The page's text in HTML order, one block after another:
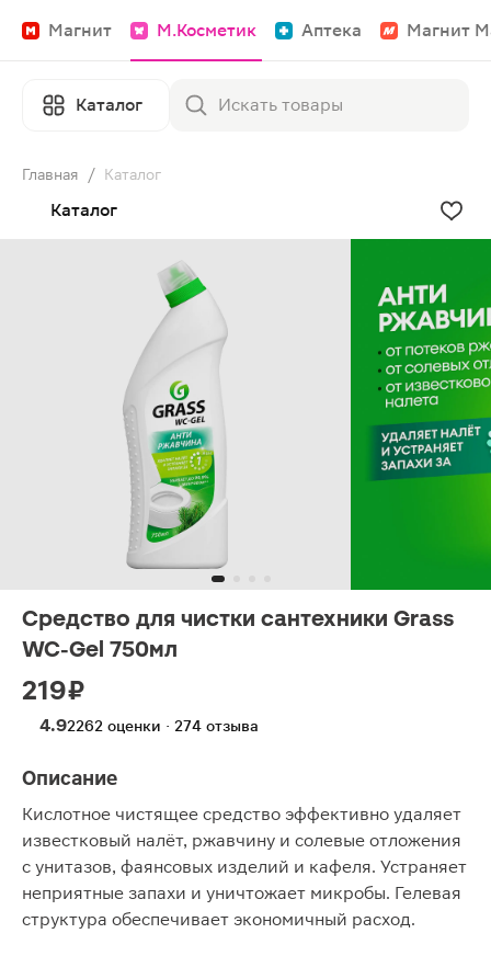
Магнит М.Косметик Аптека Магнит
Каталог
Главная / Каталог
Каталог
Средство для чистки сантехники Grass
WC-Gel 750мл
219 ₽
4.92262 оценки · 274 отзыва
Описание
Кислотное чистящее средство эффективно удаляет
известковый налёт, ржавчину и солевые отложения
с унитазов, фаянсовых изделий и кафеля. Устраняет
неприятные запахи и уничтожает микробы. Гелевая
структура обеспечивает экономичный расход.